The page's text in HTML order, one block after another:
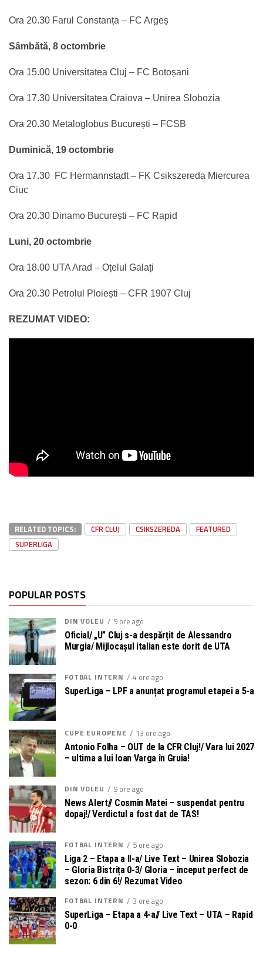
Ora 20.30 Farul Constanța – FC Argeș
Sâmbătă, 8 octombrie
Ora 15.00 Universitatea Cluj – FC Botoșani
Ora 17.30 Universitatea Craiova – Unirea Slobozia
Ora 20.30 Metaloglobus București – FCSB
Duminică, 19 octombrie
Ora 17.30 FC Hermannstadt – FK Csikszereda Miercurea
Ciuc
Ora 20.30 Dinamo București – FC Rapid
Luni, 20 octombrie
Ora 18.00 UTA Arad – Oțelul Galați
Ora 20.30 Petrolul Ploiești – CFR 1907 Cluj
REZUMAT VIDEO:
RELATED TOPICS: CFR CLUJ CSIKSZEREDA
FEATURED
SUPERLIGA
POPULAR POSTS
DIN VOLEU 9 ore ago
Oficial/ „U” Cluj s-a despărțit de Alessandro
Murgia/ Mijlocașul italian este dorit de UTA
FOTBAL INTERN 4 ore ago
SuperLiga – LPF a anunțat programul etapei a 5-a
CUPE EUROPENE 13 ore ago
Antonio Folha – OUT de la CFR Cluj!/ Vara lui 2027
– ultima a lui Ioan Varga în Gruia!
DIN VOLEU 9 ore ago
News Alert// Cosmin Matei – suspendat pentru
dopaj!/ Verdictul a fost dat de TAS!
FOTBAL INTERN 5 ore ago
Liga 2 – Etapa a II-a/ Live Text – Unirea Slobozia
– Gloria Bistrița 0-3/ Gloria – început perfect de
sezon: 6 din 6!/ Rezumat Video
FOTBAL INTERN
3 ore ago
SuperLiga – Etapa a 4-a// Live Text – UTA – Rapid
0-0